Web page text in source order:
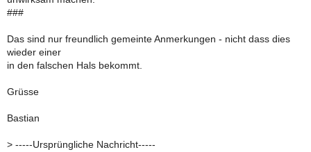
###
Das sind nur freundlich gemeinte Anmerkungen - nicht dass dies
wieder einer
in den falschen Hals bekommt.
Grüsse
Bastian
> -----Ursprüngliche Nachricht-----